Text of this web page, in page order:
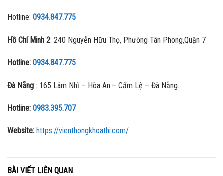
Hotline: 0934.847.775
Hồ Chí Minh 2: 240 Nguyễn Hữu Thọ, Phường Tân Phong,Quận 7
Hotline: 0934.847.775
Đà Nẵng : 165 Lâm Nhĩ – Hòa An – Cẩm Lệ – Đà Nẵng.
Hotline: 0983.395.707
Website: https://vienthongkhoathi.com/
BÀI VIẾT LIÊN QUAN